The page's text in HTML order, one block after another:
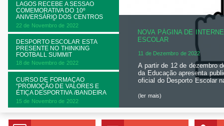
LAGOS RECEBE A SESSÃO
COMEMORATIVA DO 10º
ANIVERSÁRIO DOS CENTROS
DE FORMAÇÃO DESPORTIVA DO
22 de Novembro de 2022
DESPORTO ESCOLAR ESTÁ
PRESENTE NO THINKING
FOOTBALL SUMMIT
18 de Novembro de 2022
CURSO DE FORMAÇÃO
“PROMOÇÃO DE VALORES E
ÉTICA DESPORTIVA /BANDEIRA
DA ÉTICA”
15 de Novembro de 2022
NOVA PÁGINA DE
ESCOLAR
A partir de 12 de dezembro
da Educação apresenta
oficial do Desporto Escolar
11 de Dezembro de 2022
(ler mais)